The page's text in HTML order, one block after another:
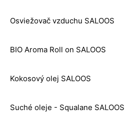
Osviežovač vzduchu SALOOS
BIO Aroma Roll on SALOOS
Kokosový olej SALOOS
Suché oleje - Squalane SALOOS